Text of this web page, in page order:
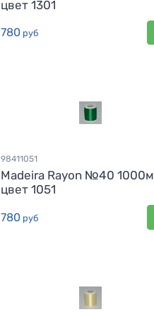
цвет 1301
780руб
98411051
Madeira Rayon №40 1000м
цвет 1051
780руб